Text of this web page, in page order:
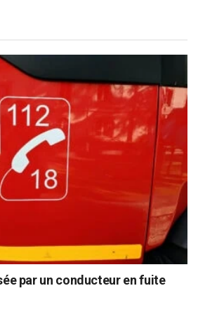
par un conducteur en fuite